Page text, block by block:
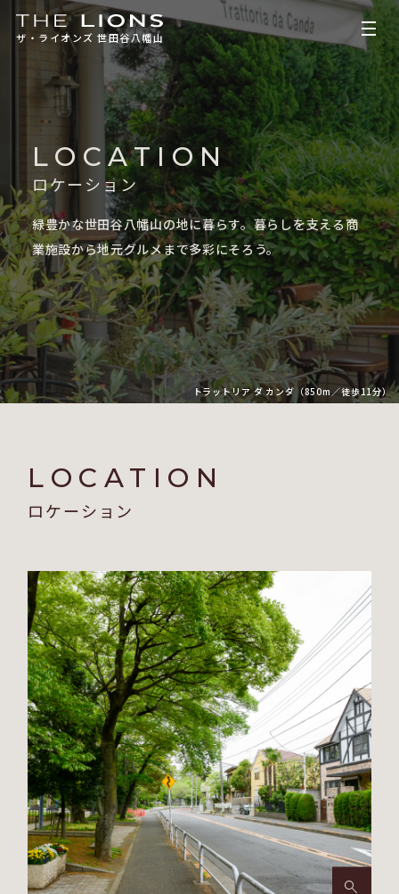
ザ・ライオンズ 世田谷八幡山
トラットリア ダ カンダ（850m／徒歩11分）
LOCATION
ロケーション
緑豊かな世田谷八幡山の地に暮らす。暮らしを支える商
業施設から地元グルメまで多彩にそろう。
LOCATION
ロケーション